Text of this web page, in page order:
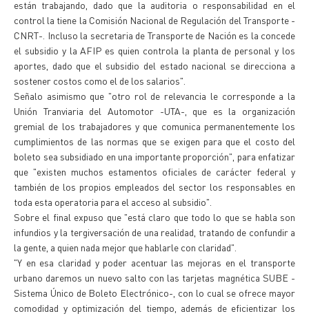
están trabajando, dado que la auditoria o responsabilidad en el
control la tiene la Comisión Nacional de Regulación del Transporte -
CNRT-. Incluso la secretaria de Transporte de Nación es la concede
el subsidio y la AFIP es quien controla la planta de personal y los
aportes, dado que el subsidio del estado nacional se direcciona a
sostener costos como el de los salarios".
Señalo asimismo que "otro rol de relevancia le corresponde a la
Unión Tranviaria del Automotor -UTA-, que es la organización
gremial de los trabajadores y que comunica permanentemente los
cumplimientos de las normas que se exigen para que el costo del
boleto sea subsidiado en una importante proporción", para enfatizar
que "existen muchos estamentos oficiales de carácter federal y
también de los propios empleados del sector los responsables en
toda esta operatoria para el acceso al subsidio".
Sobre el final expuso que "está claro que todo lo que se habla son
infundios y la tergiversación de una realidad, tratando de confundir a
la gente, a quien nada mejor que hablarle con claridad".
"Y en esa claridad y poder acentuar las mejoras en el transporte
urbano daremos un nuevo salto con las tarjetas magnética SUBE -
Sistema Único de Boleto Electrónico-, con lo cual se ofrece mayor
comodidad y optimización del tiempo, además de eficientizar los